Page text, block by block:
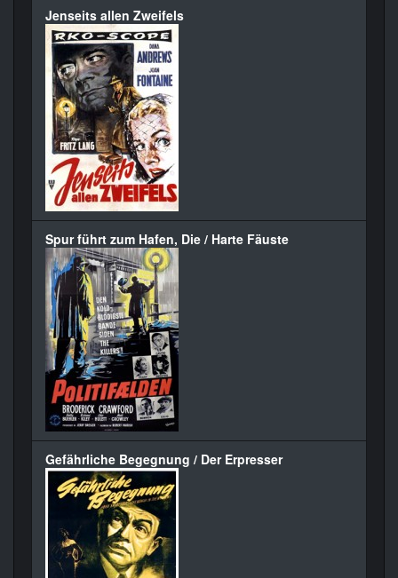
Jenseits allen Zweifels
Spur führt zum Hafen, Die / Harte Fäuste
Gefährliche Begegnung / Der Erpresser